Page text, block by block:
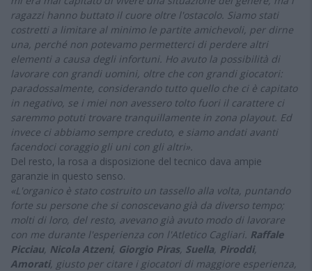
ragazzi hanno buttato il cuore oltre l'ostacolo. Siamo stati
costretti a limitare al minimo le partite amichevoli, per dirne
una, perché non potevamo permetterci di perdere altri
elementi a causa degli infortuni. Ho avuto la possibilità di
lavorare con grandi uomini, oltre che con grandi giocatori:
paradossalmente, considerando tutto quello che ci è capitato
in negativo, se i miei non avessero tolto fuori il carattere ci
saremmo potuti trovare tranquillamente in zona playout. Ed
invece ci abbiamo sempre creduto, e siamo andati avanti
facendoci coraggio gli uni con gli altri».
Del resto, la rosa a disposizione del tecnico dava ampie
garanzie in questo senso.
«L'organico è stato costruito un tassello alla volta, puntando
forte su persone che si conoscevano già da diverso tempo;
molti di loro, del resto, avevano già avuto modo di lavorare
con me durante l'esperienza con l'Atletico Cagliari. Raffale
Picciau, Nicola Atzeni, Giorgio Piras, Suella, Piroddi,
Amorati, giusto per citare i giocatori di maggiore esperienza,